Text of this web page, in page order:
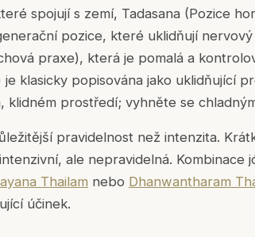
spojují s zemí, Tadasana (Pozice
pozice, které uklidňují nervový
praxe), která je pomalá a
je klasicky popisována jako uklidňující
klidném prostředí; vyhněte se
pravidelnost než intenzita.
ale nepravidelná. Kombinace
Thailam nebo Dhanwantharam
účinek.